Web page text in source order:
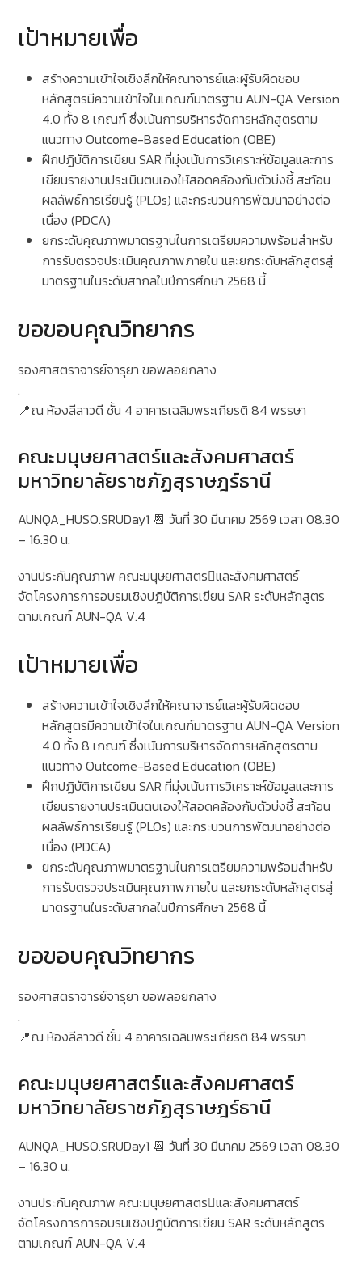
เป้าหมายเพื่อ
สร้างความเข้าใจเชิงลึกให้คณาจารย์และผู้รับผิดชอบ
หลักสูตรมีความเข้าใจในเกณฑ์มาตรฐาน AUN-QA Version
4.0 ทั้ง 8 เกณฑ์ ซึ่งเน้นการบริหารจัดการหลักสูตรตาม
แนวทาง Outcome-Based Education (OBE)
ฝึกปฏิบัติการเขียน SAR ที่มุ่งเน้นการวิเคราะห์ข้อมูลและการ
เขียนรายงานประเมินตนเองให้สอดคล้องกับตัวบ่งชี้ สะท้อน
ผลลัพธ์การเรียนรู้ (PLOs) และกระบวนการพัฒนาอย่างต่อ
เนื่อง (PDCA)
ยกระดับคุณภาพมาตรฐานในการเตรียมความพร้อมสำหรับ
การรับตรวจประเมินคุณภาพภายใน และยกระดับหลักสูตรสู่
มาตรฐานในระดับสากลในปีการศึกษา 2568 นี้
ขอขอบคุณวิทยากร
รองศาสตราจารย์จารุยา ขอพลอยกลาง
.
📍ณ ห้องลีลาวดี ชั้น 4 อาคารเฉลิมพระเกียรติ 84 พรรษา
คณะมนุษยศาสตร์และสังคมศาสตร์
มหาวิทยาลัยราชภัฏสุราษฎร์ธานี
AUNQA_HUSO.SRUDay1 📆 วันที่ 30 มีนาคม 2569 เวลา 08.30
– 16.30 น.
งานประกันคุณภาพ คณะมนุษยศาสตรและสังคมศาสตร์
จัดโครงการการอบรมเชิงปฏิบัติการเขียน SAR ระดับหลักสูตร
ตามเกณฑ์ AUN-QA V.4
เป้าหมายเพื่อ
สร้างความเข้าใจเชิงลึกให้คณาจารย์และผู้รับผิดชอบ
หลักสูตรมีความเข้าใจในเกณฑ์มาตรฐาน AUN-QA Version
4.0 ทั้ง 8 เกณฑ์ ซึ่งเน้นการบริหารจัดการหลักสูตรตาม
แนวทาง Outcome-Based Education (OBE)
ฝึกปฏิบัติการเขียน SAR ที่มุ่งเน้นการวิเคราะห์ข้อมูลและการ
เขียนรายงานประเมินตนเองให้สอดคล้องกับตัวบ่งชี้ สะท้อน
ผลลัพธ์การเรียนรู้ (PLOs) และกระบวนการพัฒนาอย่างต่อ
เนื่อง (PDCA)
ยกระดับคุณภาพมาตรฐานในการเตรียมความพร้อมสำหรับ
การรับตรวจประเมินคุณภาพภายใน และยกระดับหลักสูตรสู่
มาตรฐานในระดับสากลในปีการศึกษา 2568 นี้
ขอขอบคุณวิทยากร
รองศาสตราจารย์จารุยา ขอพลอยกลาง
.
📍ณ ห้องลีลาวดี ชั้น 4 อาคารเฉลิมพระเกียรติ 84 พรรษา
คณะมนุษยศาสตร์และสังคมศาสตร์
มหาวิทยาลัยราชภัฏสุราษฎร์ธานี
AUNQA_HUSO.SRUDay1 📆 วันที่ 30 มีนาคม 2569 เวลา 08.30
– 16.30 น.
งานประกันคุณภาพ คณะมนุษยศาสตรและสังคมศาสตร์
จัดโครงการการอบรมเชิงปฏิบัติการเขียน SAR ระดับหลักสูตร
ตามเกณฑ์ AUN-QA V.4